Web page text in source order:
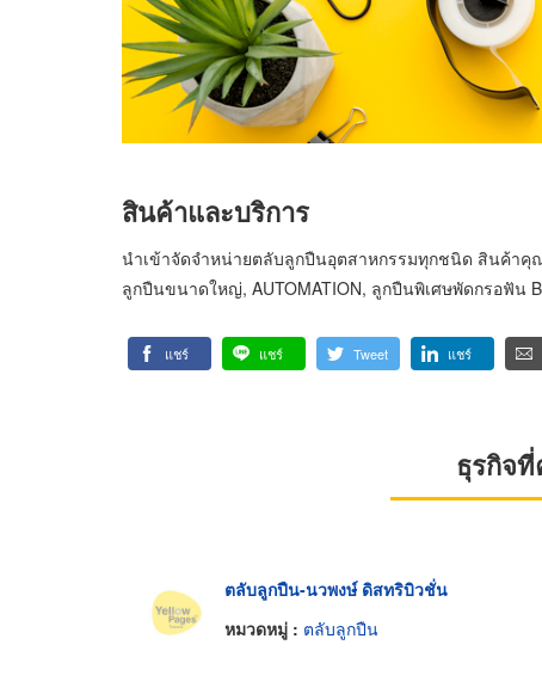
สินค้าและบริการ
นำเข้าจัดจำหน่ายตลับลูกปืนอุตสาหกรรมทุกชนิด สินค้าคุ
ลูกปืนขนาดใหญ่, AUTOMATION, ลูกปืนพิเศษพัดกรอฟัน
แชร์ แชร์ Tweet แชร์
ธุรกิจ
ตลับลูกปืน-นวพงษ์ ดิสทริบิวชั่น
หมวดหมู่ : ตลับลูกปืน